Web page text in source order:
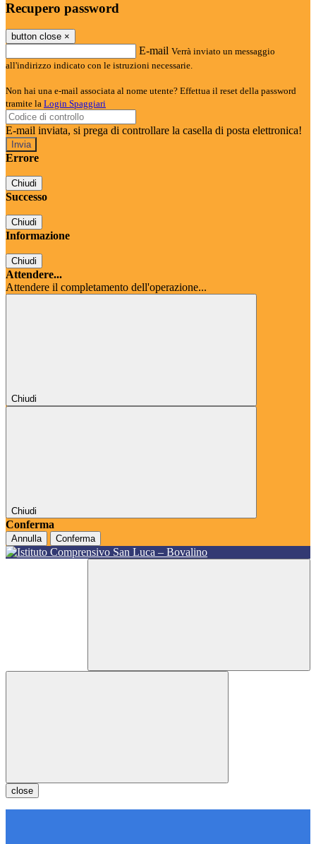
Recupero password
button close ×
E-mail Verrà inviato un messaggio
all'indirizzo indicato con le istruzioni necessarie.
Non hai una e-mail associata al nome utente? Effettua il reset della password
tramite la Login Spaggiari
E-mail inviata, si prega di controllare la casella di posta elettronica!
Errore
Chiudi
Successo
Chiudi
Informazione
Chiudi
Attendere...
Attendere il completamento dell'operazione...
Chiudi
Chiudi
Conferma
Annulla Conferma
close